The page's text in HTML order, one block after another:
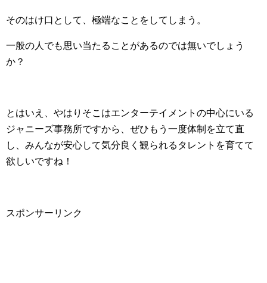
そのはけ口として、極端なことをしてしまう。
一般の人でも思い当たることがあるのでは無いでしょう
か？
とはいえ、やはりそこはエンターテイメントの中心にいる
ジャニーズ事務所ですから、ぜひもう一度体制を立て直
し、みんなが安心して気分良く観られるタレントを育てて
欲しいですね！
スポンサーリンク